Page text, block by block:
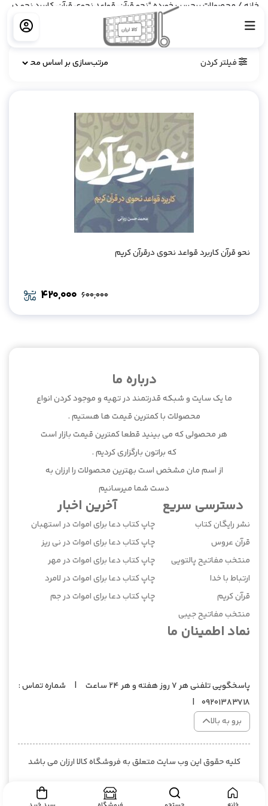
خانه/ محصولات برچسب خورده “نحو قرآن، قواعد نحوی قرآن، کاربرد نحو در
قرآن کریم، محمد حسن ربانی، تحلیل آیات، تفاسیر قرآن، آموزش نحو، علوم
قرآنی، انتشارات بوستان کتاب”
فیلتر کردن
نحو قرآن کاربرد قواعد نحوی درقرآن کریم
600,000
Original
price
420,000
Current
price
درباره ما
ما یک سایت و شبکه قدرتمند در تهیه و موجود کردن انواع
محصولات با کمترین قیمت ها هستیم .
هر محصولی که می بینید قطعا کمترین قیمت بازار است
که براتون بارگزاری کردیم .
از اسم مان مشخص است بهترین محصولات را ارزان به
دست شما میرسانیم
دسترسی سریع
نشر رایگان کتاب
قرآن عروس
منتخب مفاتیح پالتویی
ارتباط با خدا
قرآن کریم
منتخب مفاتیح جیبی
آخرین اخبار
چاپ کتاب دعا برای اموات در استهبان
چاپ کتاب دعا برای اموات در نی ریز
چاپ کتاب دعا برای اموات در مهر
چاپ کتاب دعا برای اموات در لامرد
چاپ کتاب دعا برای اموات در جم
نماد اطمینان ما
پاسخگویی تلفنی هر 7 روز هفته و هر 24 ساعت | شماره تماس :
09201383718 |
برو به بالا
کلیه حقوق این وب سایت متعلق به فروشگاه کالا ارزان می باشد